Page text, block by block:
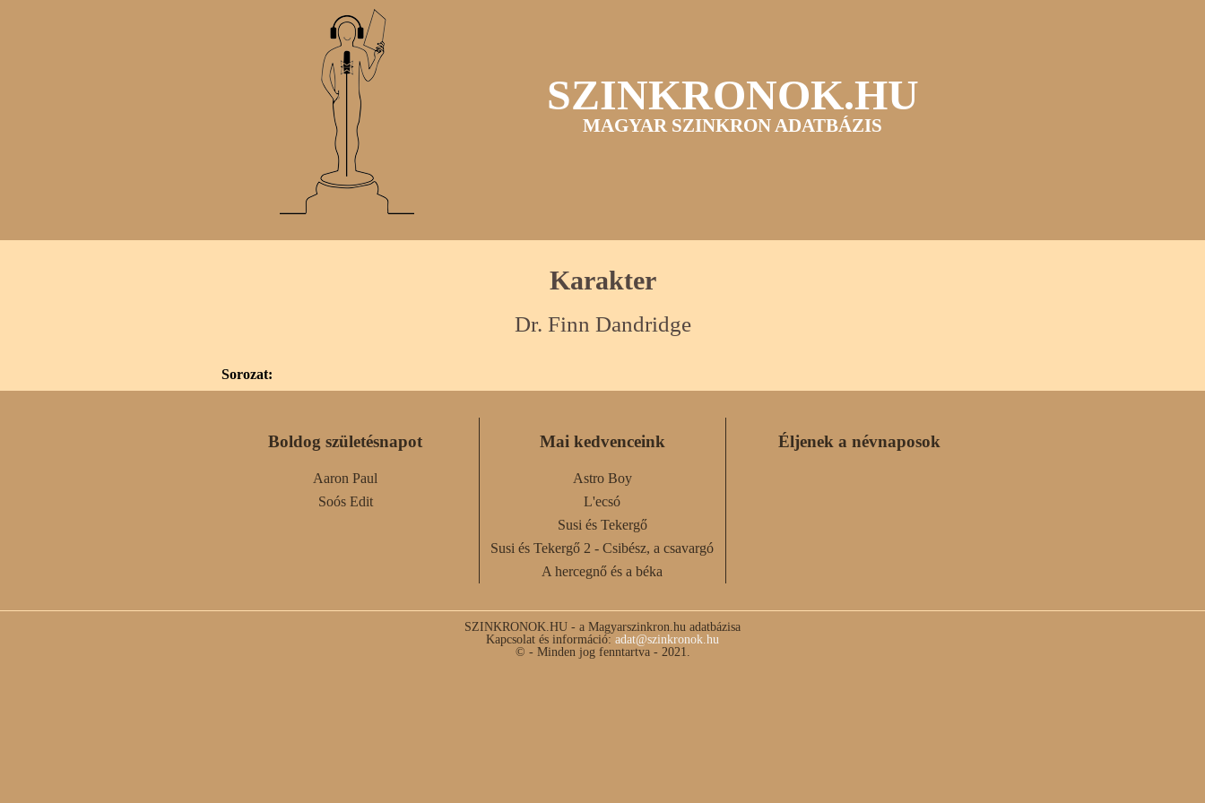
SZINKRONOK.HU
MAGYAR SZINKRON ADATBÁZIS
Karakter
Dr. Finn Dandridge
Sorozat:
Boldog születésnapot
Aaron Paul
Soós Edit
Mai kedvenceink
Astro Boy
L'ecsó
Susi és Tekergő
Susi és Tekergő 2 - Csibész, a csavargó
A hercegnő és a béka
Éljenek a névnaposok
SZINKRONOK.HU - a Magyarszinkron.hu adatbázisa
Kapcsolat és információ: adat@szinkronok.hu
© - Minden jog fenntartva - 2021.